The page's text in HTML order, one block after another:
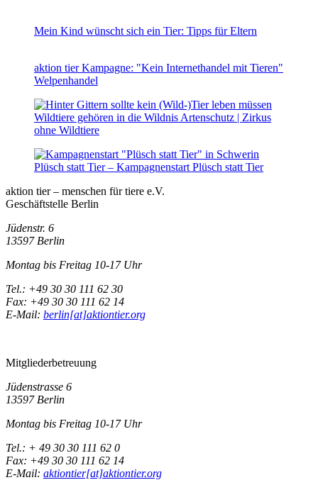
Mein Kind wünscht sich ein Tier: Tipps für Eltern
aktion tier Kampagne: "Kein Internethandel mit Tieren"
Welpenhandel
Wildtiere gehören in die Wildnis Artenschutz | Zirkus
ohne Wildtiere
Plüsch statt Tier – Kampagnenstart Plüsch statt Tier
aktion tier – menschen für tiere e.V.
Geschäftstelle Berlin
Jüdenstr. 6
13597 Berlin
Montag bis Freitag 10-17 Uhr
Tel.: +49 30 30 111 62 30
Fax: +49 30 30 111 62 14
E-Mail: berlin[at]aktiontier.org
Mitgliederbetreuung
Jüdenstrasse 6
13597 Berlin
Montag bis Freitag 10-17 Uhr
Tel.: + 49 30 30 111 62 0
Fax: +49 30 30 111 62 14
E-Mail: aktiontier[at]aktiontier.org